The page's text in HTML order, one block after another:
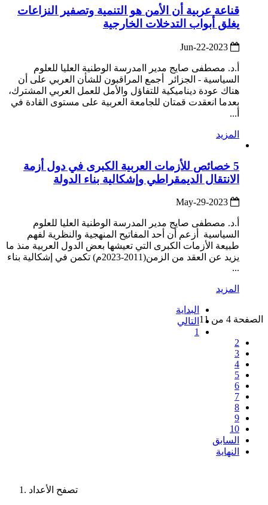
قناعة عربية أن الأمن هو التنمية وتصفير النزاعات
يغلق أبواب التدخلات الخارجية
أ.د. مصطفى صايج مدير اامدرسة الوطنية العليا للعلوم
السياسية - الجزائر أجمع المراقبون للشأن العربي على أن
هناك عودة ديناميكية للتفاؤل والأمل للعمل العربي المشترك،
بعدما انعقدت قمتان للجامعة العربية على مستوى القادة في
أ...
المزيد
5 خصائص للأزمات العربية الكبرى في دول أزمة
الانتقال الديمقراطي وإشكالية بناء الدولة
أ.د. مصطفى صايج مدير المدرسة الوطنية العليا للعلوم
السياسية أزعم أن أحد المفاتيح المنهجية والنظرية لفهم
طبيعة الأزمات الكبرى التي تعيشها بعض الدول العربية منذ ما
يزيد عن العقد من الزمن(2011-2023م) تكمن في إشكالية بناء
...
المزيد
الصفحة 4 من 11
البداية
التالي
1
2
3
4
5
6
7
8
9
10
السابق
النهاية
تصفح الأعداد